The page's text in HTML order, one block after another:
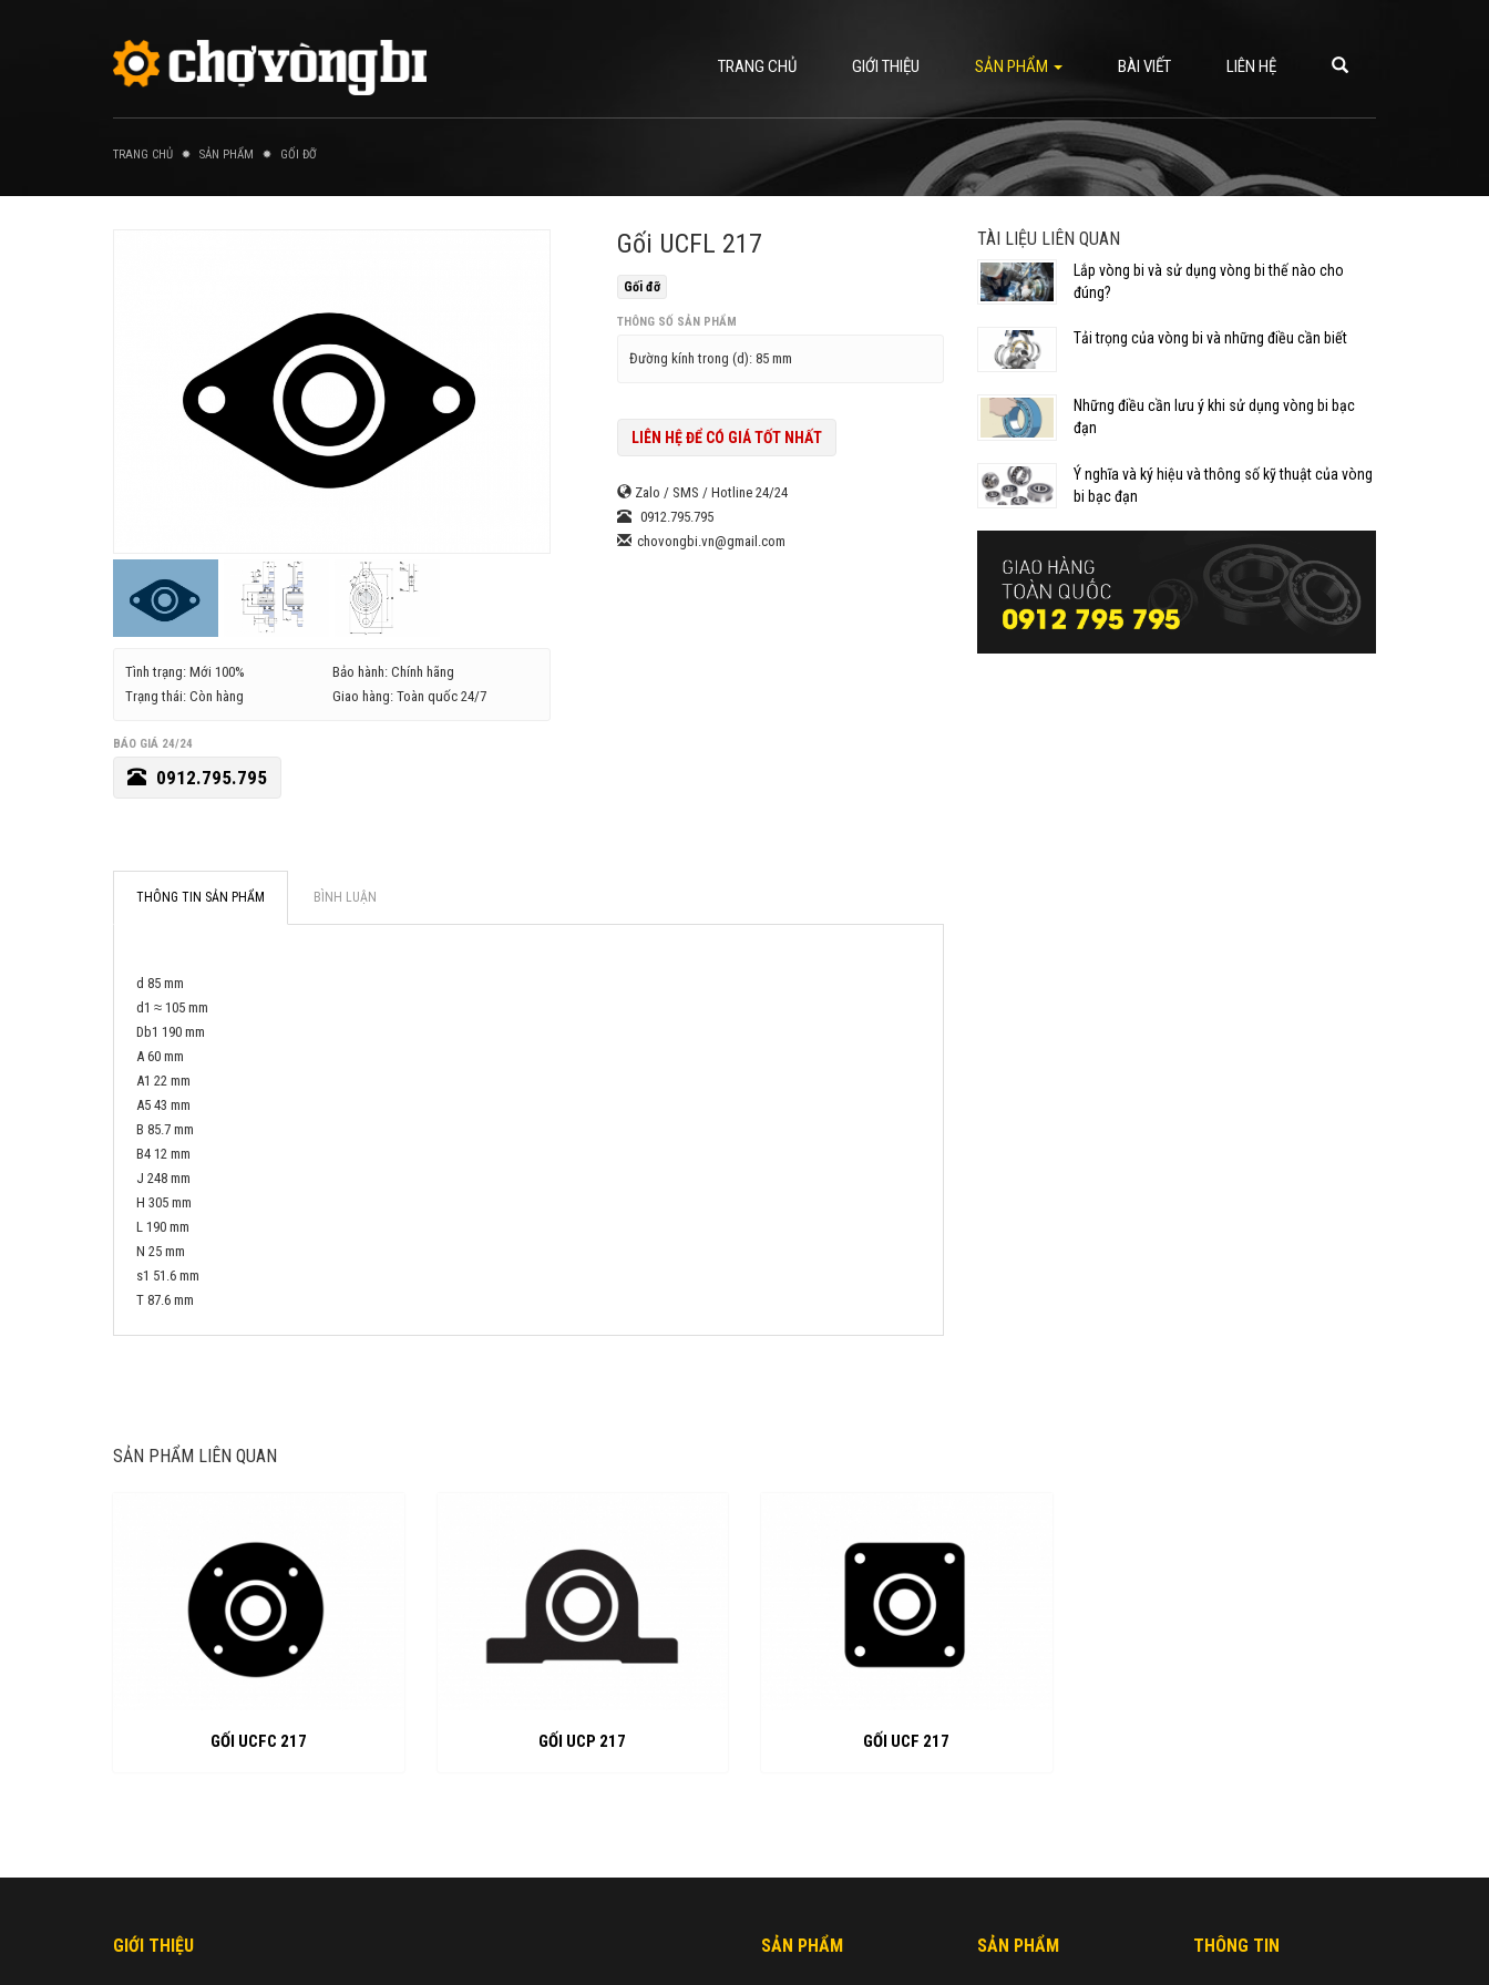
TRANG CHỦ GIỚI THIỆU SẢN PHẨM BÀI VIẾT LIÊN HỆ
TRANG CHỦ SẢN PHẨM GỐI ĐỠ
Tình trạng: Mới 100%
Bảo hành: Chính hãng
Trạng thái: Còn hàng
Giao hàng: Toàn quốc 24/7
BÁO GIÁ 24/24
0912.795.795
Gối UCFL 217
Gối đỡ
THÔNG SỐ SẢN PHẨM
Đường kính trong (d): 85 mm
LIÊN HỆ ĐỂ CÓ GIÁ TỐT NHẤT
Zalo / SMS / Hotline 24/24
0912.795.795
chovongbi.vn@gmail.com
THÔNG TIN SẢN PHẨM BÌNH LUẬN
d 85 mm
d1 ≈ 105 mm
Db1 190 mm
A 60 mm
A1 22 mm
A5 43 mm
B 85.7 mm
B4 12 mm
J 248 mm
H 305 mm
L 190 mm
N 25 mm
s1 51.6 mm
T 87.6 mm
TÀI LIỆU LIÊN QUAN
Lắp vòng bi và sử dụng vòng bi thế nào cho
đúng?
Tải trọng của vòng bi và những điều cần biết
Những điều cần lưu ý khi sử dụng vòng bi bạc
đạn
Ý nghĩa và ký hiệu và thông số kỹ thuật của vòng
bi bạc đạn
SẢN PHẨM LIÊN QUAN
GỐI UCFC 217 GỐI UCP 217 GỐI UCF 217
GIỚI THIỆU SẢN PHẨM SẢN PHẨM THÔNG TIN